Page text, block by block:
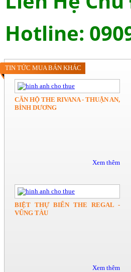
Hotline:
TIN TỨC MUA BÁN KHÁC
CĂN HỘ THE RIVANA - THUẬN AN,
BÌNH DƯƠNG
Xem thêm
BIỆT THỰ BIỂN THE REGAL -
VŨNG TÀU
Xem thêm